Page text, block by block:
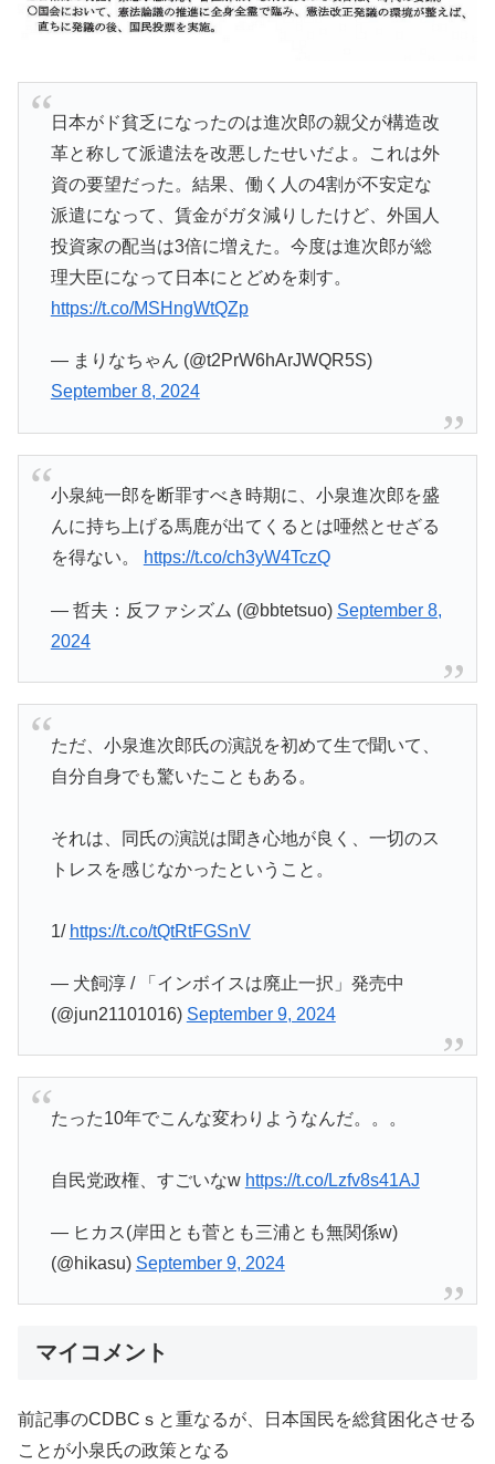
日本がド貧乏になったのは進次郎の親父が構造改
革と称して派遣法を改悪したせいだよ。これは外
資の要望だった。結果、働く人の4割が不安定な
派遣になって、賃金がガタ減りしたけど、外国人
投資家の配当は3倍に増えた。今度は進次郎が総
理大臣になって日本にとどめを刺す。
https://t.co/MSHngWtQZp
— まりなちゃん (@t2PrW6hArJWQR5S)
September 8, 2024
小泉純一郎を断罪すべき時期に、小泉進次郎を盛
んに持ち上げる馬鹿が出てくるとは唖然とせざる
を得ない。
https://t.co/ch3yW4TczQ
— 哲夫：反ファシズム (@bbtetsuo) September 8,
2024
ただ、小泉進次郎氏の演説を初めて生で聞いて、
自分自身でも驚いたこともある。
それは、同氏の演説は聞き心地が良く、一切のス
トレスを感じなかったということ。
1/ https://t.co/tQtRtFGSnV
— 犬飼淳 / 「インボイスは廃止一択」発売中
(@jun21101016) September 9, 2024
たった10年でこんな変わりようなんだ。。。
自民党政権、すごいなw https://t.co/Lzfv8s41AJ
— ヒカス(岸田とも菅とも三浦とも無関係w)
(@hikasu) September 9, 2024
マイコメント
前記事のCDBCｓと重なるが、日本国民を総貧困化させる
ことが小泉氏の政策となる